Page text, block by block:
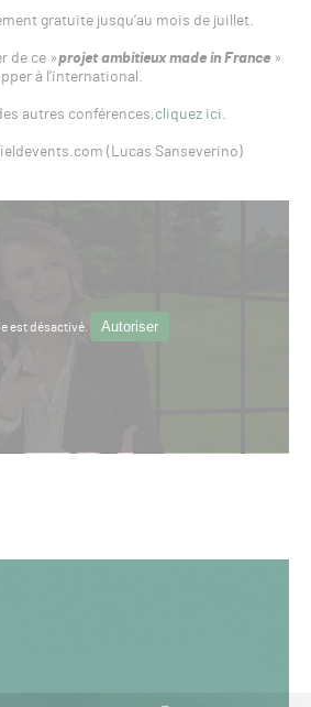
gratuite jusqu’au mois de juillet.
de ce »projet ambitieux made in France»
à l’international.
autres conférences,cliquez ici.
(Lucas Sanseverino)
est désactivé. Autoriser